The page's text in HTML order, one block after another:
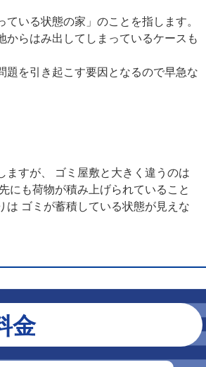
いる状態の家」のことを指します。
らはみ出してしまっているケースも
を引き起こす要因となるので早急な
すが、 ゴミ屋敷と大きく違うのは
にも荷物が積み上げられていること
ゴミが蓄積している状態が見えな
金